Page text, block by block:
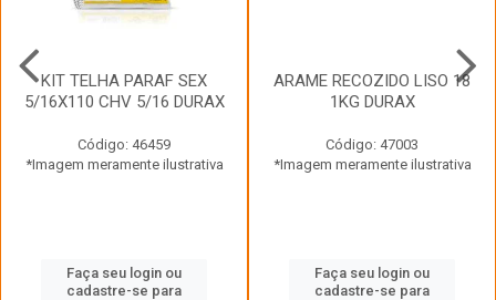
KIT TELHA PARAF SEX
5/16X110 CHV 5/16 DURAX
Código: 46459
*Imagem meramente ilustrativa
Faça seu login ou
cadastre-se para
ARAME RECOZIDO LISO 18
1KG DURAX
Código: 47003
*Imagem meramente ilustrativa
Faça seu login ou
cadastre-se para